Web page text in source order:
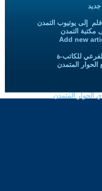
إلى يوتيوب التمدن
مكتبة التمدن
Add new
للكاتب-ة
المتمدن
الحوار المتمدن